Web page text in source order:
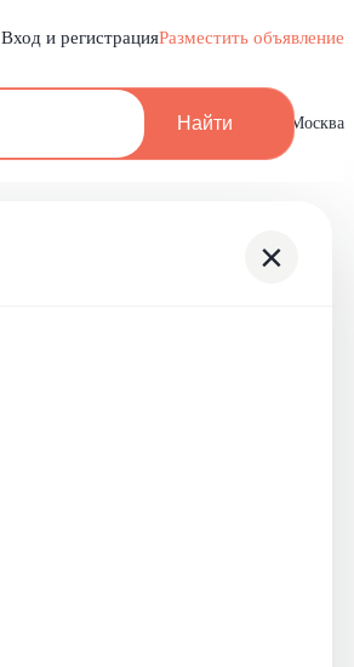
Вход и регистрацияРазместить объявление
Найти Москва
×